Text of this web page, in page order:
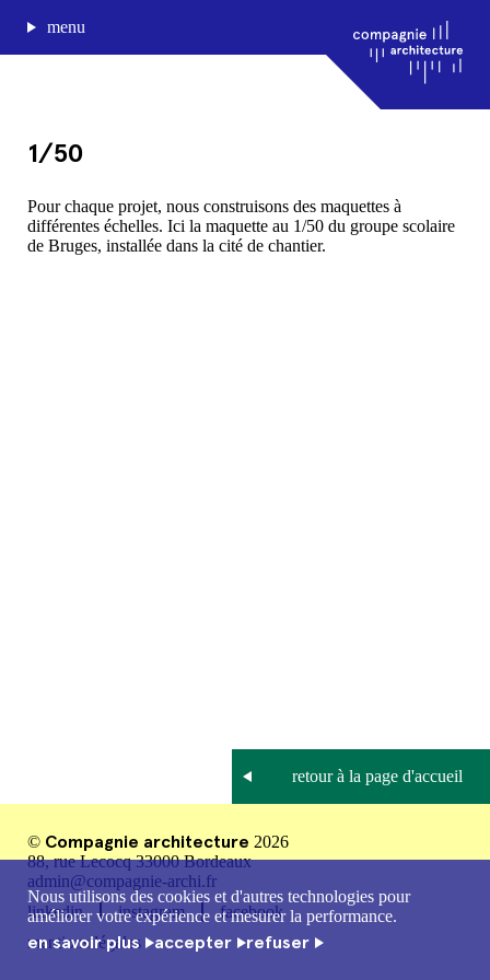
Nous utilisons des cookies et d'autres technologies pour
améliorer votre expérience et mesurer la performance.
en savoir plus accepter refuser
menu
journal de bord
projets
approche
1/50
Pour chaque projet, nous construisons des maquettes à
différentes échelles. Ici la maquette au 1/50 du groupe scolaire
de Bruges, installée dans la cité de chantier.
© Compagnie architecture 2026
88, rue Lecocq 33000 Bordeaux
admin@compagnie-archi.fr
linkedin
instagram
facebook
mentions légales